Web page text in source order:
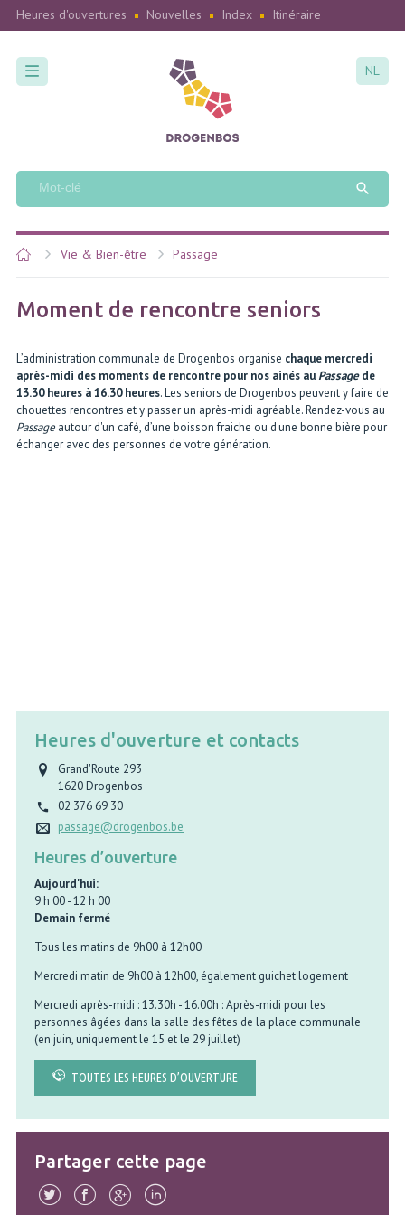
Heures d'ouvertures Nouvelles Index Itinéraire
NL
Vie & Bien-être Passage
Moment de rencontre seniors
L’administration communale de Drogenbos organise chaque mercredi
après-midi des moments de rencontre pour nos ainés au Passagede
13.30 heures à 16.30 heures. Les seniors de Drogenbos peuvent y faire de
chouettes rencontres et y passer un après-midi agréable. Rendez-vous au
Passageautour d'un café, d’une boisson fraiche ou d'une bonne bière pour
échanger avec des personnes de votre génération.
Heures d'ouverture et contacts
Grand'Route 293
1620Drogenbos
02 376 69 30
passage@drogenbos.be
Heures d’ouverture
Aujourd'hui:
9 h 00-12 h 00
Demain fermé
Tous les matins de 9h00 à 12h00
Mercredi matin de 9h00 à 12h00, également guichet logement
Mercredi après-midi : 13.30h - 16.00h : Après-midi pour les
personnes âgées dans la salle des fêtes de la place communale
(en juin, uniquement le 15 et le 29 juillet)
TOUTES LES HEURES D’OUVERTURE
Partager cette page